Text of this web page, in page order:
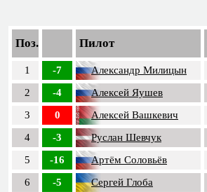
Поз. Пилот
1 -7 Александр Милицын
2
-4 Алексей Яушев
3
0 Алексей Вашкевич
4
-3 Руслан Шевчук
5
-16 Артём Соловьёв
6
-5 Сергей Глоба